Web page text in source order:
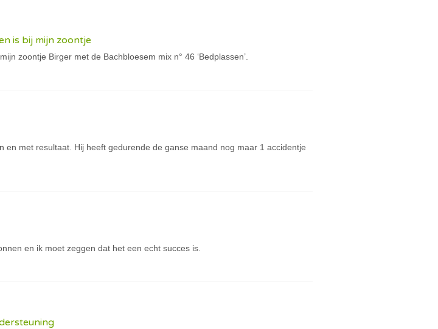
is bij mijn zoontje
zoontje Birger met de Bachbloesem mix n° 46 ‘Bedplassen’.
en met resultaat. Hij heeft gedurende de ganse maand nog maar 1 accidentje
en ik moet zeggen dat het een echt succes is.